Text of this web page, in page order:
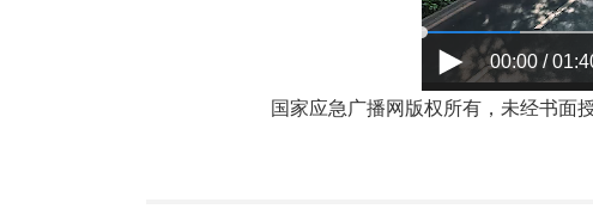
00:00 /
国家应急广播网版权所有，未经书面授